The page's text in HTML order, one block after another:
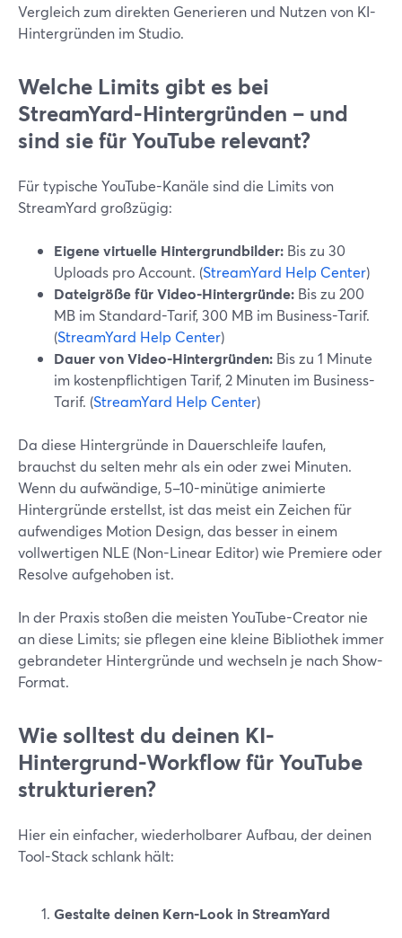
Vergleich zum direkten Generieren und Nutzen von KI-
Hintergründen im Studio.
Welche Limits gibt es bei
StreamYard-Hintergründen – und
sind sie für YouTube relevant?
Für typische YouTube-Kanäle sind die Limits von
StreamYard großzügig:
Eigene virtuelle Hintergrundbilder: Bis zu 30
Uploads pro Account. (StreamYard Help Center)
Dateigröße für Video-Hintergründe: Bis zu 200
MB im Standard-Tarif, 300 MB im Business-Tarif.
(StreamYard Help Center)
Dauer von Video-Hintergründen: Bis zu 1 Minute
im kostenpflichtigen Tarif, 2 Minuten im Business-
Tarif. (StreamYard Help Center)
Da diese Hintergründe in Dauerschleife laufen,
brauchst du selten mehr als ein oder zwei Minuten.
Wenn du aufwändige, 5–10-minütige animierte
Hintergründe erstellst, ist das meist ein Zeichen für
aufwendiges Motion Design, das besser in einem
vollwertigen NLE (Non-Linear Editor) wie Premiere oder
Resolve aufgehoben ist.
In der Praxis stoßen die meisten YouTube-Creator nie
an diese Limits; sie pflegen eine kleine Bibliothek immer
gebrandeter Hintergründe und wechseln je nach Show-
Format.
Wie solltest du deinen KI-
Hintergrund-Workflow für YouTube
strukturieren?
Hier ein einfacher, wiederholbarer Aufbau, der deinen
Tool-Stack schlank hält:
Gestalte deinen Kern-Look in StreamYard